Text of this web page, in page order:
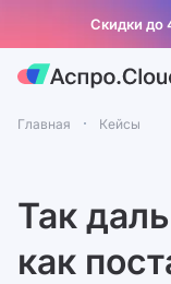
Скидки до
Главная Кейсы
Так
как